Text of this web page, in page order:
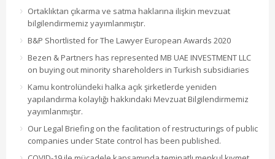
Ortaklıktan çıkarma ve satma haklarına ilişkin mevzuat
bilgilendirmemiz yayımlanmıştır.
B&P Shortlisted for The Lawyer European Awards 2020
Bezen & Partners has represented MB UAE INVESTMENT LLC
on buying out minority shareholders in Turkish subsidiaries
Kamu kontrolündeki halka açık şirketlerde yeniden
yapılandırma kolaylığı hakkındaki Mevzuat Bilgilendirmemiz
yayımlanmıştır.
Our Legal Briefing on the facilitation of restructurings of public
companies under State control has been published.